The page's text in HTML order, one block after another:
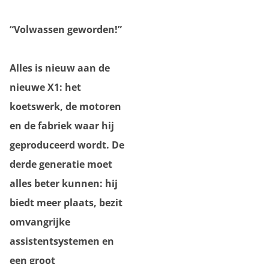
“Volwassen geworden!”
Alles is nieuw aan de
nieuwe X1: het
koetswerk, de motoren
en de fabriek waar hij
geproduceerd wordt. De
derde generatie moet
alles beter kunnen: hij
biedt meer plaats, bezit
omvangrijke
assistentsystemen en
een groot